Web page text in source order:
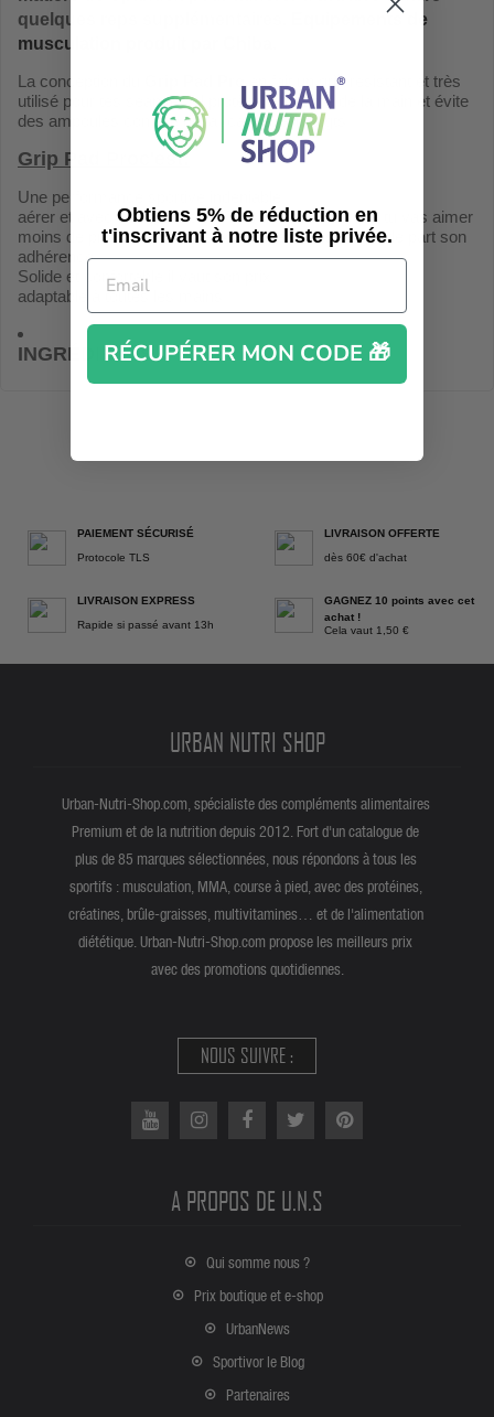
quelques reps supplémentaires.
Equipements de
musculation produit par Chiba
La conception du
en fait un grip résistant et très
utilisé pour tes séances. Il protège ta paume de la main et évite
des ampoules comme de la "cagne" au doigts.
Grip Pad Pro c'est:
Une performance sportive indéniable.
aérer et avec une grande surface d'adhérence que tu vas aimer
moins de problème tendineux au niveau des doigts de part son
adhérence
Solide et confortable il vaut son prix
adaptable à toutes les mains
INGRÉDIENTS
PAIEMENT SÉCURISÉ
Protocole TLS
LIVRAISON OFFERTE
dès 60€ d'achat
LIVRAISON EXPRESS
Rapide si passé avant 13h
GAGNEZ 10 points avec cet
achat !
Cela vaut 1,50 €
URBAN NUTRI SHOP
Urban-Nutri-Shop.com, spécialiste des compléments alimentaires
Premium et de la nutrition depuis 2012. Fort d'un catalogue de
plus de 85 marques sélectionnées, nous répondons à tous les
sportifs : musculation, MMA, course à pied, avec des protéines,
créatines, brûle-graisses, multivitamines… et de l'alimentation
diététique. Urban-Nutri-Shop.com propose les meilleurs prix
avec des promotions quotidiennes.
NOUS SUIVRE :
A PROPOS DE U.N.S
Qui somme nous ?
Prix boutique et e-shop
UrbanNews
Sportivor le Blog
Partenaires
Obtiens 5% de réduction en
t'inscrivant à notre liste privée.
RÉCUPÉRER MON CODE 🎁